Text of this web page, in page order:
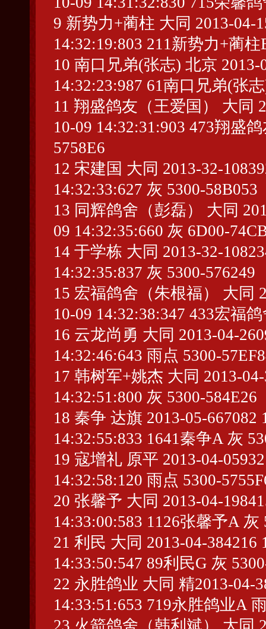
9 新势力+蔺柱 大同 2013-04-
14:32:19:803 211新势力+蔺柱
10 南口兄弟(张志) 北京 2013-
14:32:23:987 61南口兄弟(张
11 翔盛鸽友（王爱国） 大同
10-09 14:32:31:903 473翔盛
5758E6
12 宋建国 大同 2013-32-
14:32:33:627 灰 5300-58B053
13 同辉鸽舍（彭磊） 大同
09 14:32:35:660 灰 6D00-
14 于学栋 大同 2013-32-
14:32:35:837 灰 5300-576249
15 宏福鸽舍（朱根福） 大同
10-09 14:32:38:347 433宏福
16 云龙尚勇 大同 2013-04-
14:32:46:643 雨点 5300-
17 韩树军+姚杰 大同 2013-
14:32:51:800 灰 5300-584E26
18 秦争 达旗 2013-05-667082
14:32:55:833 1641秦争A 灰
19 寇增礼 原平 2013-04-
14:32:58:120 雨点 5300-
20 张馨予 大同 2013-04-
14:33:00:583 1126张馨予A 灰
21 利民 大同 2013-04-384216
14:33:50:547 89利民G 灰
22 永胜鸽业 大同 精2013-04-
14:33:51:653 719永胜鸽业A
23 火箭鸽舍（韩利斌） 大同